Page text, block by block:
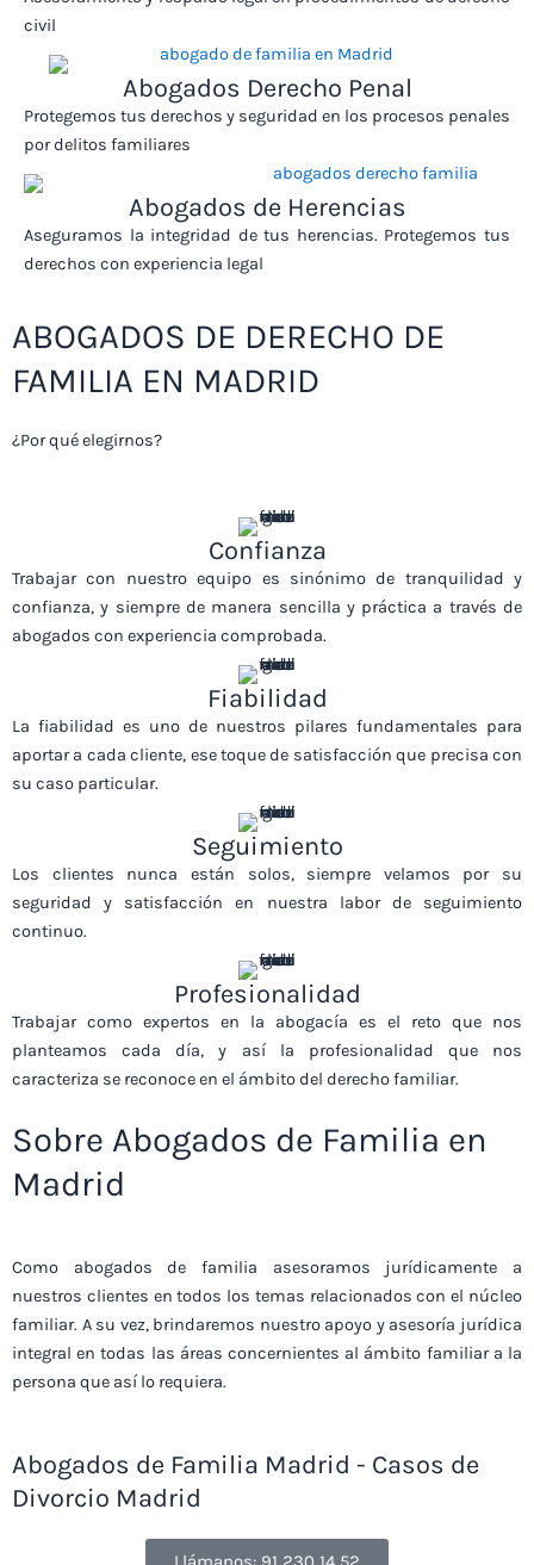
civil
Abogados Derecho Penal
Protegemos tus derechos y seguridad en los procesos penales
por delitos familiares
Abogados de Herencias
Aseguramos la integridad de tus herencias. Protegemos tus
derechos con experiencia legal
ABOGADOS DE DERECHO DE
FAMILIA EN MADRID
¿Por qué elegirnos?
Confianza
Trabajar con nuestro equipo es sinónimo de tranquilidad y
confianza, y siempre de manera sencilla y práctica a través de
abogados con experiencia comprobada.
Fiabilidad
La fiabilidad es uno de nuestros pilares fundamentales para
aportar a cada cliente, ese toque de satisfacción que precisa con
su caso particular.
Seguimiento
Los clientes nunca están solos, siempre velamos por su
seguridad y satisfacción en nuestra labor de seguimiento
continuo.
Profesionalidad
Trabajar como expertos en la abogacía es el reto que nos
planteamos cada día, y así la profesionalidad que nos
caracteriza se reconoce en el ámbito del derecho familiar.
Sobre Abogados de Familia en
Madrid
Como abogados de familia asesoramos jurídicamente a
nuestros clientes en todos los temas relacionados con el núcleo
familiar. A su vez, brindaremos nuestro apoyo y asesoría jurídica
integral en todas las áreas concernientes al ámbito familiar a la
persona que así lo requiera.
Abogados de Familia Madrid - Casos de
Divorcio Madrid